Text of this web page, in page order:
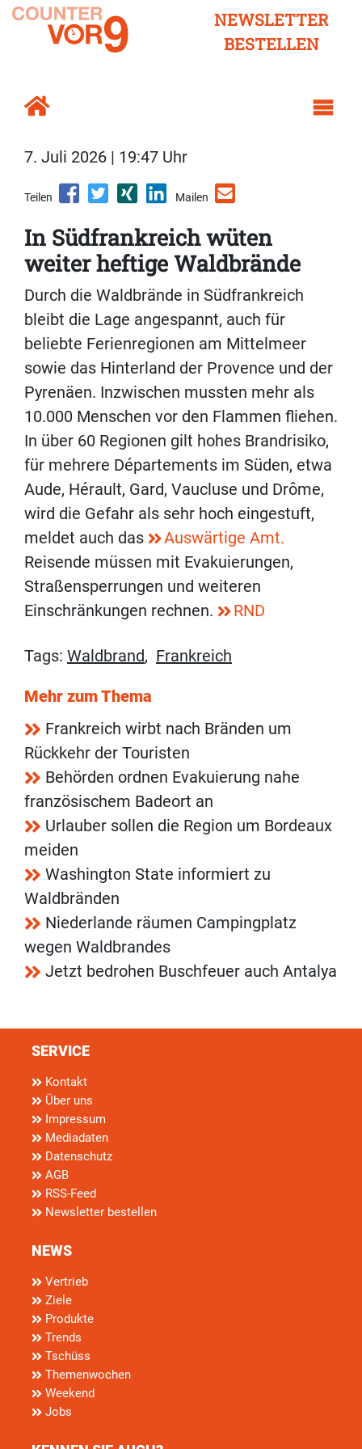
NEWSLETTER
BESTELLEN
7. Juli 2026 | 19:47 Uhr
Teilen Mailen
In Südfrankreich wüten
weiter heftige Waldbrände
Durch die Waldbrände in Südfrankreich
bleibt die Lage angespannt, auch für
beliebte Ferienregionen am Mittelmeer
sowie das Hinterland der Provence und der
Pyrenäen. Inzwischen mussten mehr als
10.000 Menschen vor den Flammen fliehen.
In über 60 Regionen gilt hohes Brandrisiko,
für mehrere Départements im Süden, etwa
Aude, Hérault, Gard, Vaucluse und Drôme,
wird die Gefahr als sehr hoch eingestuft,
meldet auch das
Auswärtige Amt.
Reisende müssen mit Evakuierungen,
Straßensperrungen und weiteren
Einschränkungen rechnen.
RND
Tags: Waldbrand, Frankreich
Mehr zum Thema
Frankreich wirbt nach Bränden um
Rückkehr der Touristen
Behörden ordnen Evakuierung nahe
französischem Badeort an
Urlauber sollen die Region um Bordeaux
meiden
Washington State informiert zu
Waldbränden
Niederlande räumen Campingplatz
wegen Waldbrandes
Jetzt bedrohen Buschfeuer auch Antalya
SERVICE
Kontakt
Über uns
Impressum
Mediadaten
Datenschutz
AGB
RSS-Feed
Newsletter bestellen
NEWS
Vertrieb
Ziele
Produkte
Trends
Tschüss
Themenwochen
Weekend
Jobs